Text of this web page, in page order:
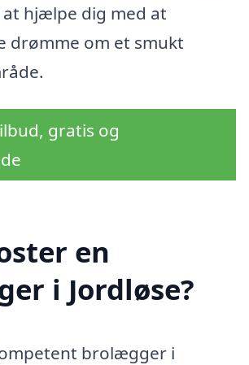
hjælpe dig med at
drømme om et smukt
gratis og
en
i Jordløse?
brolægger i